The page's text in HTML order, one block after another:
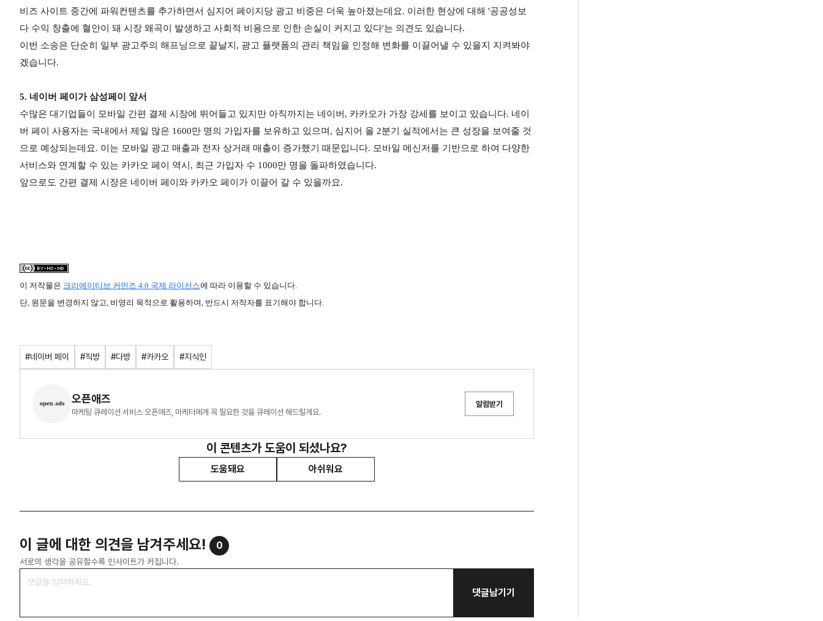
비즈 사이트 중간에 파워컨텐츠를 추가하면서 심지어 페이지당 광고 비중은 더욱 높아졌는데요. 이러한 현상에 대해 '공공성보
다 수익 창출에 혈안이 돼 시장 왜곡이 발생하고 사회적 비용으로 인한 손실이 커지고 있다'는 의견도 있습니다.
이번 소송은 단순히 일부 광고주의 해프닝으로 끝날지, 광고 플랫폼의 관리 책임을 인정해 변화를 이끌어낼 수 있을지 지켜봐야
겠습니다.
5. 네이버 페이가 삼성페이 앞서
수많은 대기업들이 모바일 간편 결제 시장에 뛰어들고 있지만 아직까지는 네이버, 카카오가 가장 강세를 보이고 있습니다. 네이
버 페이 사용자는 국내에서 제일 많은 1600만 명의 가입자를 보유하고 있으며, 심지어 올 2분기 실적에서는 큰 성장을 보여줄 것
으로 예상되는데요. 이는 모바일 광고 매출과 전자 상거래 매출이 증가했기 때문입니다. 모바일 메신저를 기반으로 하여 다양한
서비스와 연계할 수 있는 카카오 페이 역시, 최근 가입자 수 1000만 명을 돌파하였습니다.
앞으로도 간편 결제 시장은 네이버 페이와 카카오 페이가 이끌어 갈 수 있을까요.
이 저작물은 크리에이티브 커먼즈 4.0 국제 라이선스에 따라 이용할 수 있습니다.
단, 원문을 변경하지 않고, 비영리 목적으로 활용하며, 반드시 저작자를 표기해야 합니다.
#네이버 페이 #직방 #다방 #카카오 #지식인
오픈애즈
마케팅 큐레이션 서비스 오픈애즈, 마케터에게 꼭 필요한 것을 큐레이션 해드릴게요.
알림받기
이 콘텐츠가 도움이 되셨나요?
도움돼요 아쉬워요
이 글에 대한 의견을 남겨주세요! 0
서로의 생각을 공유할수록 인사이트가 커집니다.
댓글남기기